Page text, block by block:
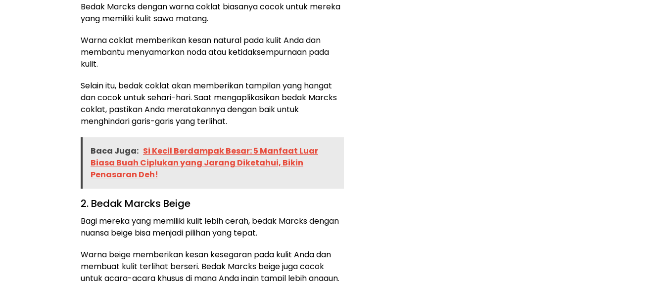
Bedak Marcks dengan warna coklat biasanya cocok untuk mereka
yang memiliki kulit sawo matang.
Warna coklat memberikan kesan natural pada kulit Anda dan
membantu menyamarkan noda atau ketidaksempurnaan pada
kulit.
Selain itu, bedak coklat akan memberikan tampilan yang hangat
dan cocok untuk sehari-hari. Saat mengaplikasikan bedak Marcks
coklat, pastikan Anda meratakannya dengan baik untuk
menghindari garis-garis yang terlihat.
Baca Juga: Si Kecil Berdampak Besar: 5 Manfaat Luar
Biasa Buah Ciplukan yang Jarang Diketahui, Bikin
Penasaran Deh!
2. Bedak Marcks Beige
Bagi mereka yang memiliki kulit lebih cerah, bedak Marcks dengan
nuansa beige bisa menjadi pilihan yang tepat.
Warna beige memberikan kesan kesegaran pada kulit Anda dan
membuat kulit terlihat berseri. Bedak Marcks beige juga cocok
untuk acara-acara khusus di mana Anda ingin tampil lebih anggun.